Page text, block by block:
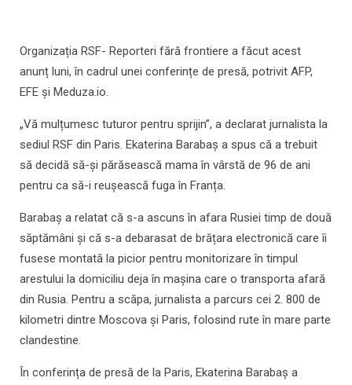
Organizația RSF- Reporteri fără frontiere a făcut acest
anunț luni, în cadrul unei conferințe de presă, potrivit AFP,
EFE și Meduza.io.
„Vă mulțumesc tuturor pentru sprijin”, a declarat jurnalista la
sediul RSF din Paris. Ekaterina Barabaș a spus că a trebuit
să decidă să-și părăsească mama în vârstă de 96 de ani
pentru ca să-i reușească fuga în Franța.
Barabaș a relatat că s-a ascuns în afara Rusiei timp de două
săptămâni și că s-a debarasat de brățara electronică care îi
fusese montată la picior pentru monitorizare în timpul
arestului la domiciliu deja în mașina care o transporta afară
din Rusia. Pentru a scăpa, jurnalista a parcurs cei 2. 800 de
kilometri dintre Moscova și Paris, folosind rute în mare parte
clandestine.
În conferința de presă de la Paris, Ekaterina Barabaș a